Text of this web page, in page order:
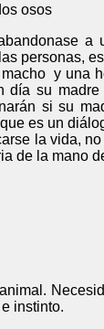
osos
personas,
y una
día su
si su
es un
la vida,
de la mano
instinto.